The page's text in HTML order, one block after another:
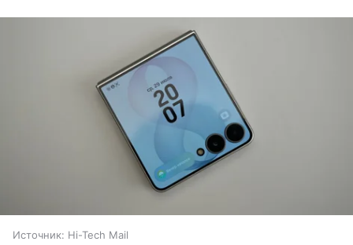
Источник: Hi-Tech Mail